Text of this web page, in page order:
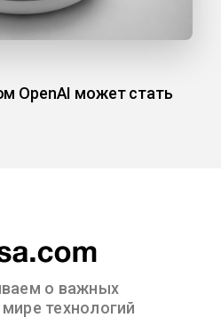
OpenAI может стать
о важных
технологий